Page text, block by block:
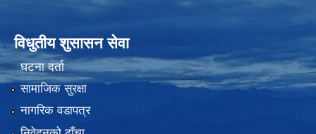
विधुतीय शुसासन सेवा
घटना दर्ता
सामाजिक सुरक्षा
नागरिक वडापत्र